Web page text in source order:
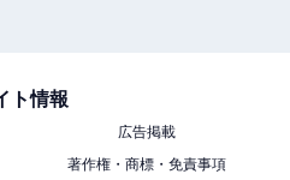
ト情報
広告掲載
著作権・商標・免責事項